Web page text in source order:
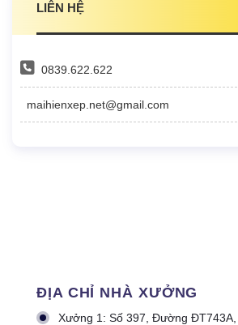
LIÊN HỆ
0839.622.622
maihienxep.net@gmail.com
ĐỊA CHỈ NHÀ XƯỞNG
Xưởng 1: Số 397, Đường